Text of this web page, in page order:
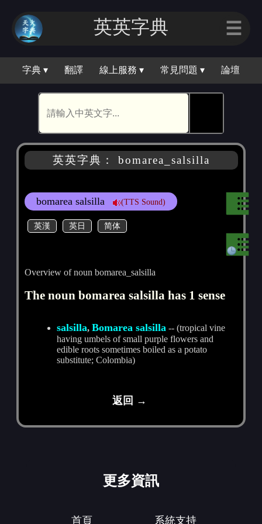
英英字典 ☰
字典 ▾ 翻譯 線上服務 ▾ 常見問題 ▾ 論壇
英英字典： bomarea_salsilla
bomarea salsilla (TTS Sound)
英漢 英日 简体
Overview of noun bomarea_salsilla
The noun bomarea salsilla has 1 sense
salsilla,Bomarea salsilla -- (tropical vine
having umbels of small purple flowers and
edible roots sometimes boiled as a potato
substitute; Colombia)
返回 →
更多資訊
首頁 系統支持